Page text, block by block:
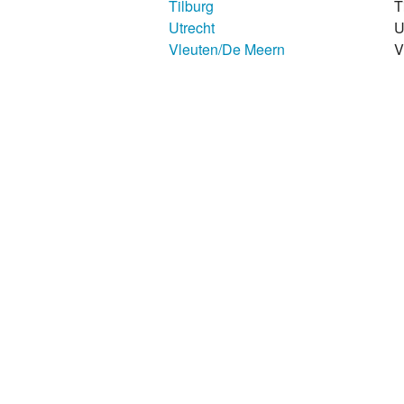
Tilburg
Utrecht
Vleuten/De Meern